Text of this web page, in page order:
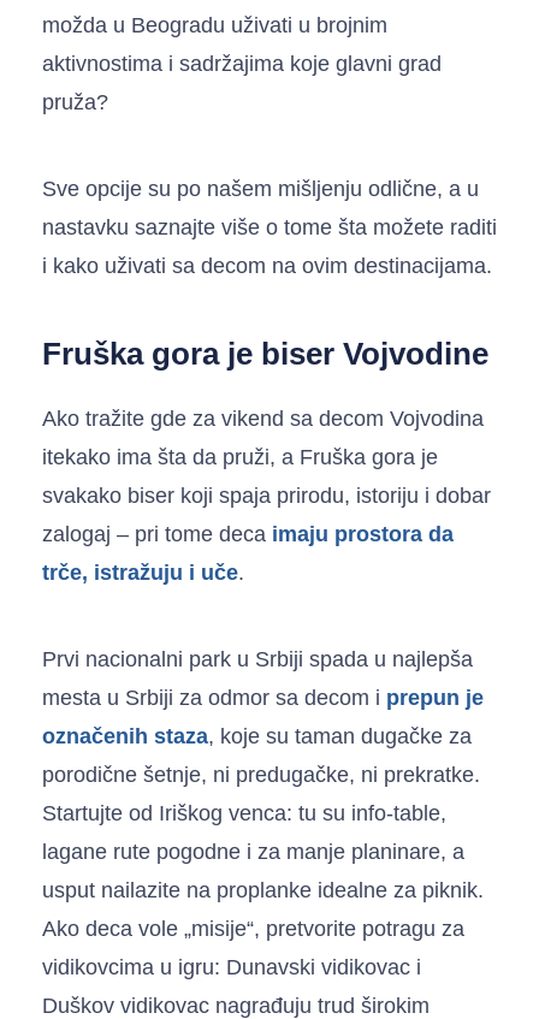
možda u Beogradu uživati u brojnim
aktivnostima i sadržajima koje glavni grad
pruža?
Sve opcije su po našem mišljenju odlične, a u
nastavku saznajte više o tome šta možete raditi
i kako uživati sa decom na ovim destinacijama.
Fruška gora je biser Vojvodine
Ako tražite gde za vikend sa decom Vojvodina
itekako ima šta da pruži, a Fruška gora je
svakako biser koji spaja prirodu, istoriju i dobar
zalogaj – pri tome deca imaju prostora da
trče, istražuju i uče.
Prvi nacionalni park u Srbiji spada u najlepša
mesta u Srbiji za odmor sa decom i prepun je
označenih staza, koje su taman dugačke za
porodične šetnje, ni predugačke, ni prekratke.
Startujte od Iriškog venca: tu su info-table,
lagane rute pogodne i za manje planinare, a
usput nailazite na proplanke idealne za piknik.
Ako deca vole „misije“, pretvorite potragu za
vidikovcima u igru: Dunavski vidikovac i
Duškov vidikovac nagrađuju trud širokim